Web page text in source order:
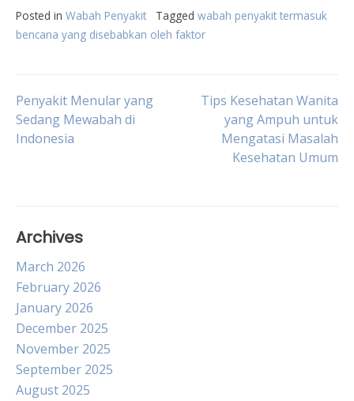
Posted in Wabah Penyakit Tagged wabah penyakit termasuk
bencana yang disebabkan oleh faktor
Post
navigation
Penyakit Menular yang
Sedang Mewabah di
Indonesia
Tips Kesehatan Wanita
yang Ampuh untuk
Mengatasi Masalah
Kesehatan Umum
Archives
March 2026
February 2026
January 2026
December 2025
November 2025
September 2025
August 2025